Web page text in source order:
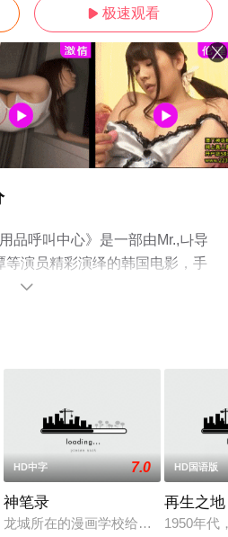
 极速观看
品呼叫中心》是一部由Mr.,나导
等演员精彩演绎的韩国电影，手
版电影大全就上飘花影院，更

验
中一平
HD中字 7.0
神笔录
龙城所在的漫画学校给大家布置了一
HD国语版
再生之地
1950年代